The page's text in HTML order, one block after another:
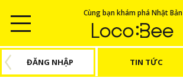
Cùng bạn khám phá Nhật Bản
ĐĂNG NHẬP TIN TỨC